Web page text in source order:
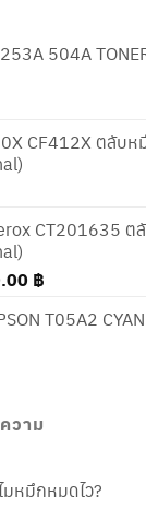
504A
CF412X ตลับห
CT201635 ต
฿
T05A2 CYAN
วาม
หมึกหมดไว?